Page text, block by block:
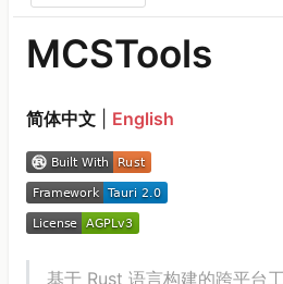
MCSTools
简体中文 English
基于 Rust 语言构建的跨平台